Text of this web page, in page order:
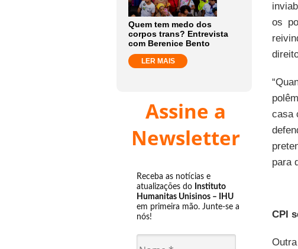
Quem tem medo dos
corpos trans? Entrevista
com Berenice Bento
LER MAIS
Assine a
Newsletter
Receba as notícias e
atualizações do Instituto
Humanitas Unisinos – IHU
em primeira mão. Junte-se a
nós!
os
casa
para
CPI